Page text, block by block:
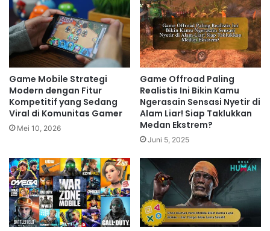
Game Mobile Strategi
Modern dengan Fitur
Kompetitif yang Sedang
Viral di Komunitas Gamer
Mei 10, 2026
Game Offroad Paling
Realistis Ini Bikin Kamu
Ngerasain Sensasi Nyetir di
Alam Liar! Siap Taklukkan
Medan Ekstrem?
Juni 5, 2025